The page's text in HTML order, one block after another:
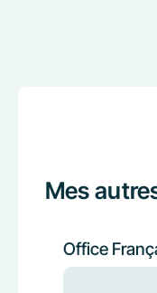
Mes
Office